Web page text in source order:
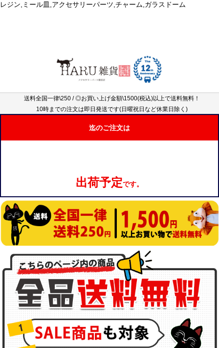
レジン,ミール皿,アクセサリーパーツ,チャーム,ガラスドーム
送料全国一律\250 / ◎お買い上げ金額\1500(税込)以上で送料無料！
10時までの注文は即日発送です(日曜祝日など休業日除く)